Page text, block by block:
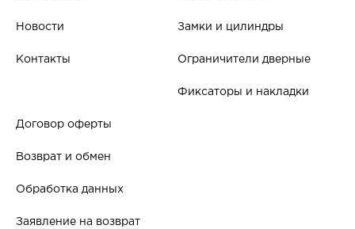
Новости
Контакты
Замки и цилиндры
Ограничители дверные
Фиксаторы и накладки
Договор оферты
Возврат и обмен
Обработка данных
Заявление на возврат